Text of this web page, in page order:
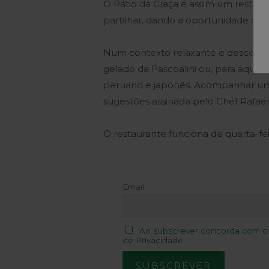
O Pátio da Graça é assim um
partilhar, dando a oportunidade de
Num contexto relaxante e
gelado da Pascoalini ou, para
peruano e japonês. Acompanhar
sugestões assinada pelo Chef
O restaurante funciona de quarta-
Email
Ao subscrever concorda com
de Privacidade.